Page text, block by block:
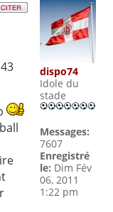
dispo74
Idole du
stade
Messages:
7607
Enregistré
le: Dim Fév
06, 2011
1:22 pm